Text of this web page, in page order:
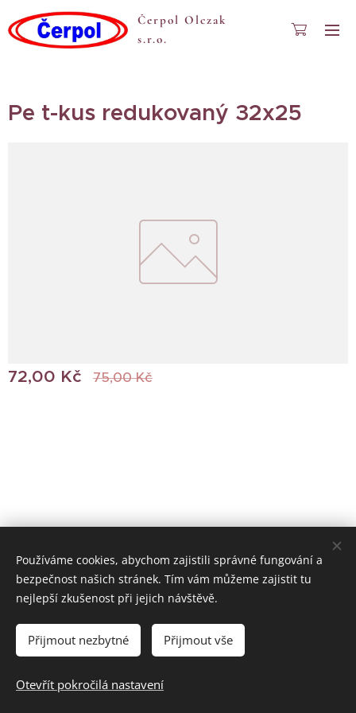
Čerpol Olczak
s.r.o.
Pe t-kus redukovaný 32x25
72,00 Kč 75,00Kč
Do košíku
© 2022 Všechna práva vyhrazena
Používáme cookies, abychom zajistili správné fungování a
bezpečnost našich stránek. Tím vám můžeme zajistit tu
nejlepší zkušenost při jejich návštěvě.
Přijmout nezbytné Přijmout vše
Otevřít pokročilá nastavení